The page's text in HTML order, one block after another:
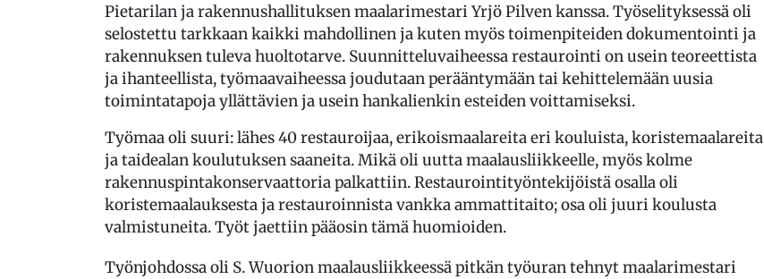
Pietarilan ja rakennushallituksen maalarimestari Yrjö Pilven kanssa. Työselityksessä oli
selostettu tarkkaan kaikki mahdollinen ja kuten myös toimenpiteiden dokumentointi ja
rakennuksen tuleva huoltotarve. Suunnitteluvaiheessa restaurointi on usein teoreettista
ja ihanteellista, työmaavaiheessa joudutaan perääntymään tai kehittelemään uusia
toimintatapoja yllättävien ja usein hankalienkin esteiden voittamiseksi.
Työmaa oli suuri: lähes 40 restauroijaa, erikoismaalareita eri kouluista, koristemaalareita
ja taidealan koulutuksen saaneita. Mikä oli uutta maalausliikkeelle, myös kolme
rakennuspintakonservaattoria palkattiin. Restaurointityöntekijöistä osalla oli
koristemaalauksesta ja restauroinnista vankka ammattitaito; osa oli juuri koulusta
valmistuneita. Työt jaettiin pääosin tämä huomioiden.
Työnjohdossa oli S. Wuorion maalausliikkeessä pitkän työuran tehnyt maalarimestari